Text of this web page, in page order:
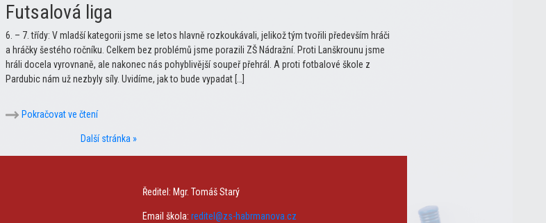
Futsalová liga
6. – 7. třídy: V mladší kategorii jsme se letos hlavně rozkoukávali, jelikož tým tvořili především hráči
a hráčky šestého ročníku. Celkem bez problémů jsme porazili ZŠ Nádražní. Proti Lanškrounu jsme
hráli docela vyrovnaně, ale nakonec nás pohyblivější soupeř přehrál. A proti fotbalové škole z
Pardubic nám už nezbyly síly. Uvidíme, jak to bude vypadat […]
Pokračovat ve čtení
Další stránka »
Ředitel: Mgr. Tomáš Starý
Email škola: reditel@zs-habrmanova.cz